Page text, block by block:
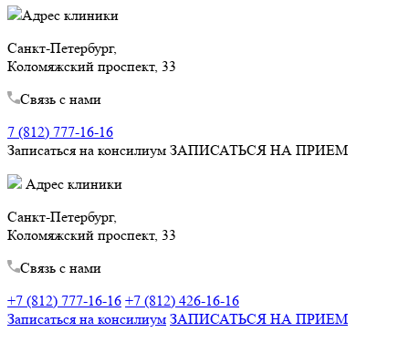
Адрес клиники
Санкт-Петербург,
Коломяжский проспект, 33
Связь с нами
7 (812) 777-16-16
Записаться на консилиум ЗАПИСАТЬСЯ НА ПРИЕМ
Адрес клиники
Санкт-Петербург,
Коломяжский проспект, 33
Связь с нами
+7 (812) 777-16-16 +7 (812) 426-16-16
Записаться на консилиум ЗАПИСАТЬСЯ НА ПРИЕМ